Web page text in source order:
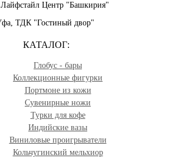
Лайфстайл Центр "Башкирия"
ТДК "Гостиный двор"
КАТАЛОГ:
Глобус - бары
Коллекционные фигурки
Портмоне из кожи
Сувенирные ножи
Турки для кофе
Индийские вазы
Виниловые проигрыватели
Кольчугинский мельхиор